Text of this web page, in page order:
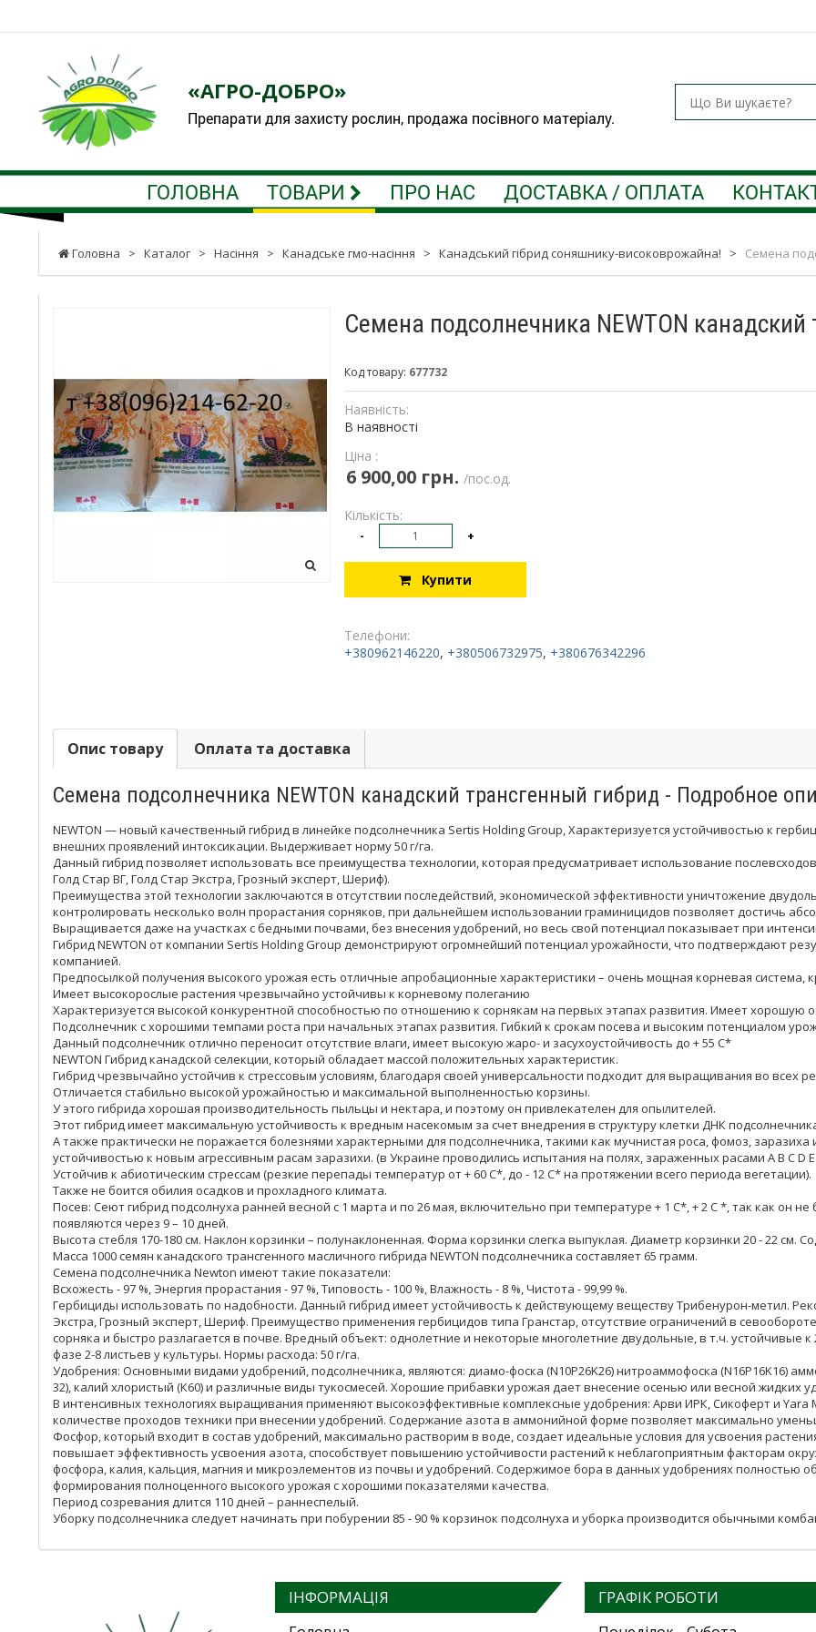
«АГРО-ДОБРО»
Препарати для захисту рослин, продажа посівного матеріалу.
ГОЛОВНА ТОВАРИ ПРО НАС ДОСТАВКА / ОПЛАТА
Головна > Каталог > Насіння > Канадське гмо-насіння > Канадський гібрид соняшнику-високоврожайна! > Семена
Семена подcолнечника NEWTON
Код товару: 677732
Наявність:
В наявності
Ціна :
6 900,00 грн. /пос.од.
Кількість:
- +
Купити
Телефони:
+380962146220, +380506732975, +380676342296
Опис товару Оплата та доставка
Семена подcолнечника NEWTON канадский трансгенный гибрид - Подробное
NEWTON — новый качественный гибрид в линейке подсолнечника Sertis Holding Group, Характеризуется устойчивостью к
внешних проявлений интоксикации. Выдерживает норму 50 г/га.
Данный гибрид позволяет использовать все преимущества технологии, которая предусматривает использование
Голд Стар ВГ, Голд Стар Экстра, Грозный эксперт, Шериф).
Преимущества этой технологии заключаются в отсутствии последействий, экономической эффективности уничтожение
контролировать несколько волн прорастания сорняков, при дальнейшем использовании граминицидов позволяет достичь
Выращивается даже на участках с бедными почвами, без внесения удобрений, но весь свой потенциал показывает при
Гибрид NEWTON от компании Sertis Holding Group демонстрируют огромнейший потенциал урожайности, что подтверждают
компанией.
Предпосылкой получения высокого урожая есть отличные апробационные характеристики – очень мощная корневая система,
Имеет высокорослые растения чрезвычайно устойчивы к корневому полеганию
Характеризуется высокой конкурентной способностью по отношению к сорнякам на первых этапах развития. Имеет хорошую
Подсолнечник с хорошими темпами роста при начальных этапах развития. Гибкий к срокам посева и высоким потенциалом
Данный подсолнечник отлично переносит отсутствие влаги, имеет высокую жаро- и засухоустойчивость до + 55 С*
NEWTON Гибрид канадской селекции, который обладает массой положительных характеристик.
Гибрид чрезвычайно устойчив к стрессовым условиям, благодаря своей универсальности подходит для выращивания во
Отличается стабильно высокой урожайностью и максимальной выполненностью корзины.
У этого гибрида хорошая производительность пыльцы и нектара, и поэтому он привлекателен для опылителей.
Этот гибрид имеет максимальную устойчивость к вредным насекомым за счет внедрения в структуру клетки ДНК
А также практически не поражается болезнями характерными для подсолнечника, такими как мучнистая роса, фомоз,
устойчивостью к новым агрессивным расам заразихи. (в Украине проводились испытания на полях, зараженных расами A B C D E
Устойчив к абиотическим стрессам (резкие перепады температур от + 60 С*, до - 12 С* на протяжении всего периода вегетации).
Также не боится обилия осадков и прохладного климата.
Посев: Сеют гибрид подсолнуха ранней весной с 1 марта и по 26 мая, включительно при температуре + 1 С*, + 2 С *, так как он
появляются через 9 – 10 дней.
Высота стебля 170-180 см. Наклон корзинки – полунаклоненная. Форма корзинки слегка выпуклая. Диаметр корзинки 20 - 22 см.
Масса 1000 семян канадского трансгенного масличного гибрида NEWTON подсолнечника составляет 65 грамм.
Семена подсолнечника Newton имеют такие показатели:
Всхожесть - 97 %, Энергия прорастания - 97 %, Типовость - 100 %, Влажность - 8 %, Чистота - 99,99 %.
Гербициды использовать по надобности. Данный гибрид имеет устойчивость к действующему веществу Трибенурон-метил.
Экстра, Грозный эксперт, Шериф. Преимущество применения гербицидов типа Гранстар, отсутствие ограничений в
сорняка и быстро разлагается в почве. Вредный объект: однолетние и некоторые многолетние двудольные, в т.ч. устойчивые
фазе 2-8 листьев у культуры. Нормы расхода: 50 г/га.
Удобрения: Основными видами удобрений, подсолнечника, являются: диамо-фоска (N10P26K26) нитроаммофоска (N16P16K16)
32), калий хлористый (К60) и различные виды тукосмесей. Хорошие прибавки урожая дает внесение осенью или весной жидких
В интенсивных технологиях выращивания применяют высокоэффективные комплексные удобрения: Арви ИРК, Сикоферт и Yarа
количестве проходов техники при внесении удобрений. Содержание азота в аммонийной форме позволяет максимально
Фосфор, который входит в состав удобрений, максимально растворим в воде, создает идеальные условия для усвоения
повышает эффективность усвоения азота, способствует повышению устойчивости растений к неблагоприятным факторам
фосфора, калия, кальция, магния и микроэлементов из почвы и удобрений. Содержимое бора в данных удобрениях полностью
формирования полноценного высокого урожая с хорошими показателями качества.
Период созревания длится 110 дней – раннеспелый.
Уборку подсолнечника следует начинать при побурении 85 - 90 % корзинок подсолнуха и уборка производится обычными
ІНФОРМАЦІЯ ГРАФІК РОБОТИ